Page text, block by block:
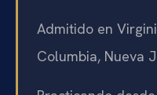
Admitido en
Columbia, Nueva